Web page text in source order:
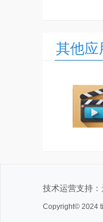
其他应
技术运营支持：
Copyright© 2024